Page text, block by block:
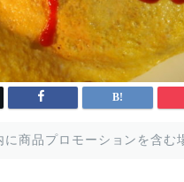
に商品プロモーションを含む